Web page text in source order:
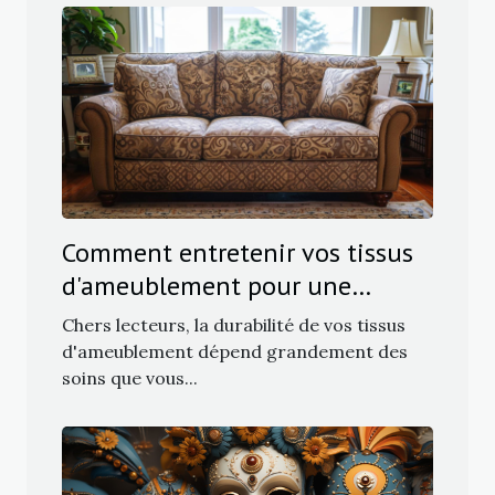
Comment entretenir vos tissus
d'ameublement pour une
longévité maximale
Chers lecteurs, la durabilité de vos tissus
d'ameublement dépend grandement des
soins que vous...